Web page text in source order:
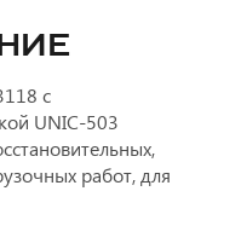
с
UNIC-503
работ, для